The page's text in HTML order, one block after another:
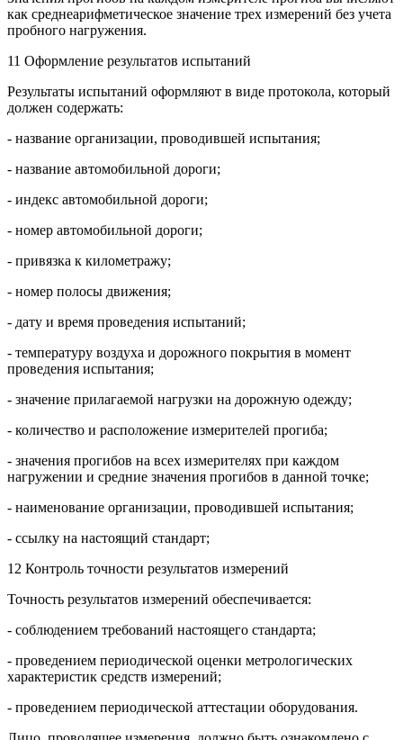
как среднеарифметическое значение трех измерений без учета
пробного нагружения.
11 Оформление результатов испытаний
Результаты испытаний оформляют в виде протокола, который
должен содержать:
- название организации, проводившей испытания;
- название автомобильной дороги;
- индекс автомобильной дороги;
- номер автомобильной дороги;
- привязка к километражу;
- номер полосы движения;
- дату и время проведения испытаний;
- температуру воздуха и дорожного покрытия в момент
проведения испытания;
- значение прилагаемой нагрузки на дорожную одежду;
- количество и расположение измерителей прогиба;
- значения прогибов на всех измерителях при каждом
нагружении и средние значения прогибов в данной точке;
- наименование организации, проводившей испытания;
- ссылку на настоящий стандарт;
12 Контроль точности результатов измерений
Точность результатов измерений обеспечивается:
- соблюдением требований настоящего стандарта;
- проведением периодической оценки метрологических
характеристик средств измерений;
- проведением периодической аттестации оборудования.